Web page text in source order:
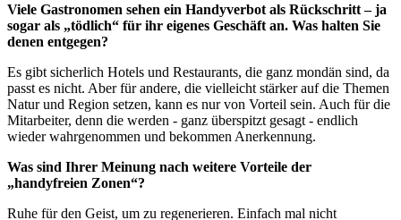
Viele Gastronomen sehen ein Handyverbot als Rückschritt – ja
sogar als „tödlich“ für ihr eigenes Geschäft an. Was halten Sie
denen entgegen?
Es gibt sicherlich Hotels und Restaurants, die ganz mondän sind, da
passt es nicht. Aber für andere, die vielleicht stärker auf die Themen
Natur und Region setzen, kann es nur von Vorteil sein. Auch für die
Mitarbeiter, denn die werden - ganz überspitzt gesagt - endlich
wieder wahrgenommen und bekommen Anerkennung.
Was sind Ihrer Meinung nach weitere Vorteile der
„handyfreien Zonen“?
Ruhe für den Geist, um zu regenerieren. Einfach mal nicht